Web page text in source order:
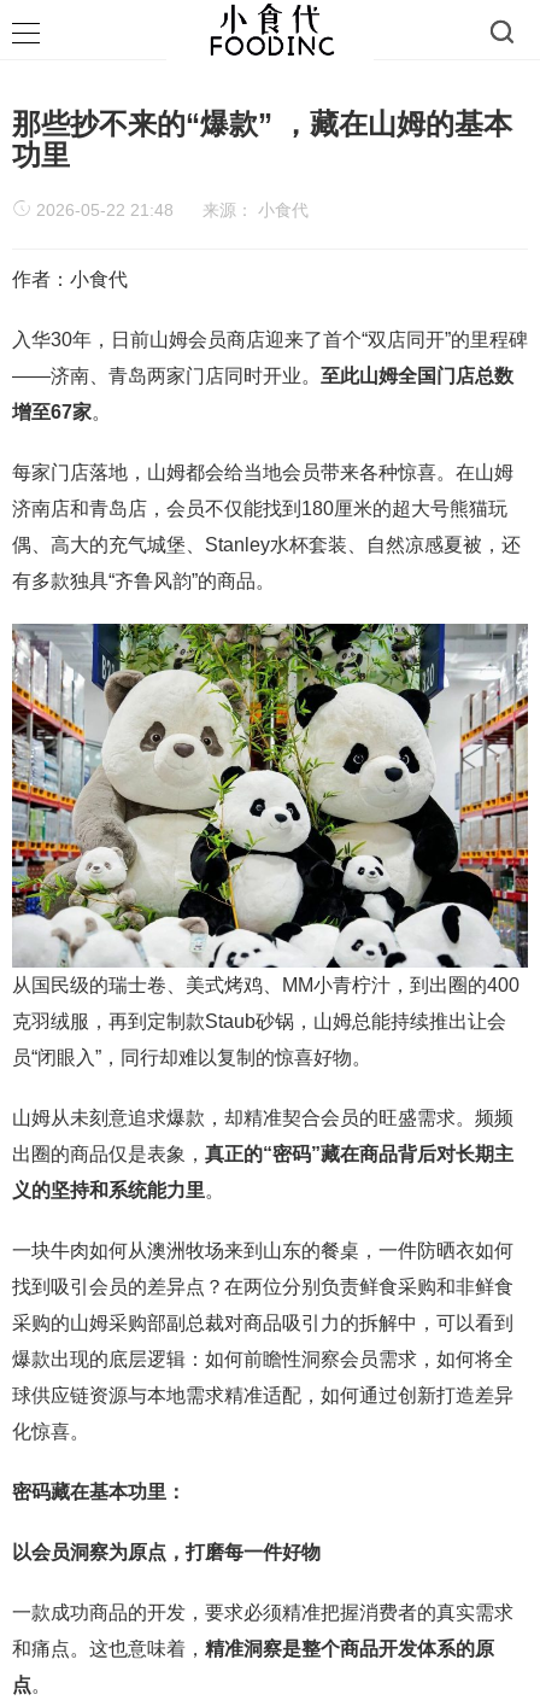
那些抄不来的“爆款” ，藏在山姆的基本
功里
2026-05-22 21:48 来源： 小食代
作者：小食代
入华30年，日前山姆会员商店迎来了首个“双店同开”的里程碑
——济南、青岛两家门店同时开业。 至此山姆全国门店总数
增至67家。
每家门店落地，山姆都会给当地会员带来各种惊喜。在山姆
济南店和青岛店，会员不仅能找到180厘米的超大号熊猫玩
偶、高大的充气城堡、Stanley水杯套装、自然凉感夏被，还
有多款独具“齐鲁风韵”的商品。
从国民级的瑞士卷、美式烤鸡、MM小青柠汁，到出圈的400
克羽绒服，再到定制款Staub砂锅，山姆总能持续推出让会
员“闭眼入”，同行却难以复制的惊喜好物。
山姆从未刻意追求爆款，却精准契合会员的旺盛需求。频频
出圈的商品仅是表象， 真正的“密码”藏在商品背后对长期主
义的坚持和系统能力里。
一块牛肉如何从澳洲牧场来到山东的餐桌，一件防晒衣如何
找到吸引会员的差异点？在两位分别负责鲜食采购和非鲜食
采购的山姆采购部副总裁对商品吸引力的拆解中，可以看到
爆款出现的底层逻辑：如何前瞻性洞察会员需求，如何将全
球供应链资源与本地需求精准适配，如何通过创新打造差异
化惊喜。
密码藏在基本功里：
以会员洞察为原点，打磨每一件好物
一款成功商品的开发，要求必须精准把握消费者的真实需求
和痛点。这也意味着， 精准洞察是整个商品开发体系的原
点。